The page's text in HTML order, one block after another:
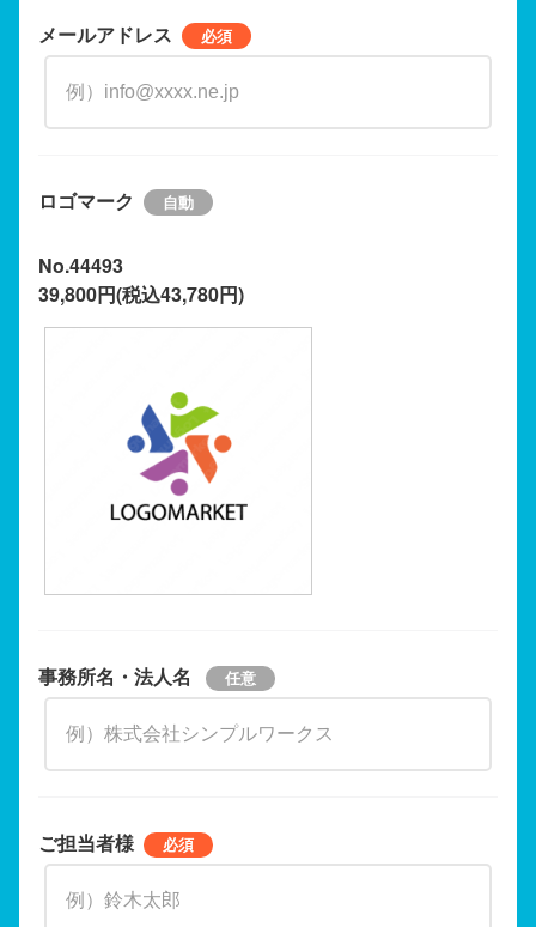
メールアドレス
ロゴマーク
No.44493
39,800円(税込43,780円)
事務所名・法人名
ご担当者様